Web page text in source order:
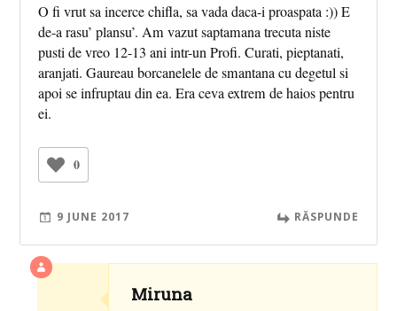
O fi vrut sa incerce chifla, sa vada daca-i proaspata :)) E
de-a rasu’ plansu’. Am vazut saptamana trecuta niste
pusti de vreo 12-13 ani intr-un Profi. Curati, pieptanati,
aranjati. Gaureau borcanelele de smantana cu degetul si
apoi se infruptau din ea. Era ceva extrem de haios pentru
ei.
0
9 JUNE 2017 RĂSPUNDE
Miruna